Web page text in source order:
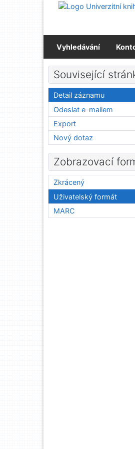
Přejít na obsah
Vyhledávání
Související
Detail záznamu
Odeslat e-mailem
Export
Nový dotaz
Zobrazovací
Zkrácený
Uživatelský formát
MARC